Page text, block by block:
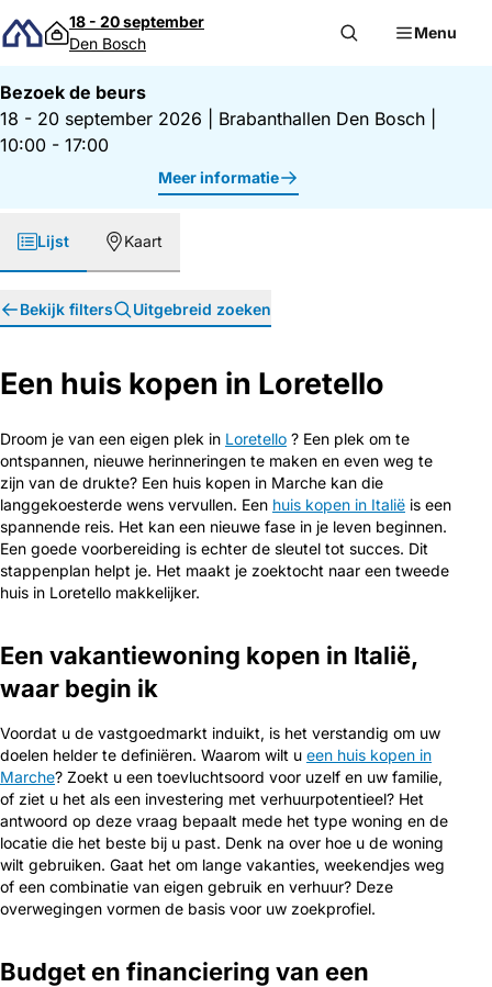
Direct naar inhoud
18 - 20 september
Den Bosch
Menu
Bezoek de beurs
18 - 20 september 2026
Brabanthallen Den Bosch
10:00 - 17:00
Meer informatie
Lijst Kaart
Bekijk filters Uitgebreid zoeken
Een huis kopen in Loretello
Droom je van een eigen plek in Loretello ? Een plek om te
ontspannen, nieuwe herinneringen te maken en even weg te
zijn van de drukte? Een huis kopen in Marche kan die
langgekoesterde wens vervullen. Een huis kopen in Italië is een
spannende reis. Het kan een nieuwe fase in je leven beginnen.
Een goede voorbereiding is echter de sleutel tot succes. Dit
stappenplan helpt je. Het maakt je zoektocht naar een tweede
huis in Loretello makkelijker.
Een vakantiewoning kopen in Italië,
waar begin ik
Voordat u de vastgoedmarkt induikt, is het verstandig om uw
doelen helder te definiëren. Waarom wilt u een huis kopen in
Marche? Zoekt u een toevluchtsoord voor uzelf en uw familie,
of ziet u het als een investering met verhuurpotentieel? Het
antwoord op deze vraag bepaalt mede het type woning en de
locatie die het beste bij u past. Denk na over hoe u de woning
wilt gebruiken. Gaat het om lange vakanties, weekendjes weg
of een combinatie van eigen gebruik en verhuur? Deze
overwegingen vormen de basis voor uw zoekprofiel.
Budget en financiering van een